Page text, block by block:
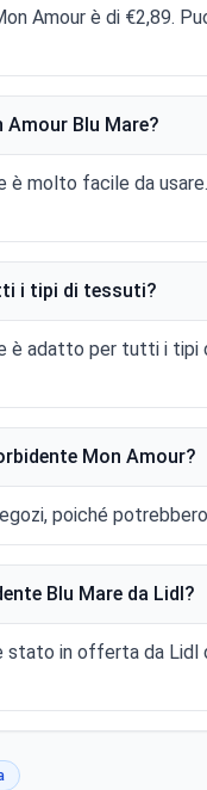
Amour è di €2,89.
Blu Mare?
è molto facile da
i tipi di tessuti?
è adatto per tutti i
Mon Amour?
poiché
Blu Mare da Lidl?
stato in offerta da